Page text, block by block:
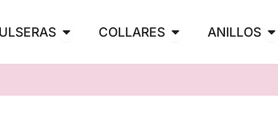
Abrir PULSERAS
COLLARES Abrir COLLARES
ANILLOS